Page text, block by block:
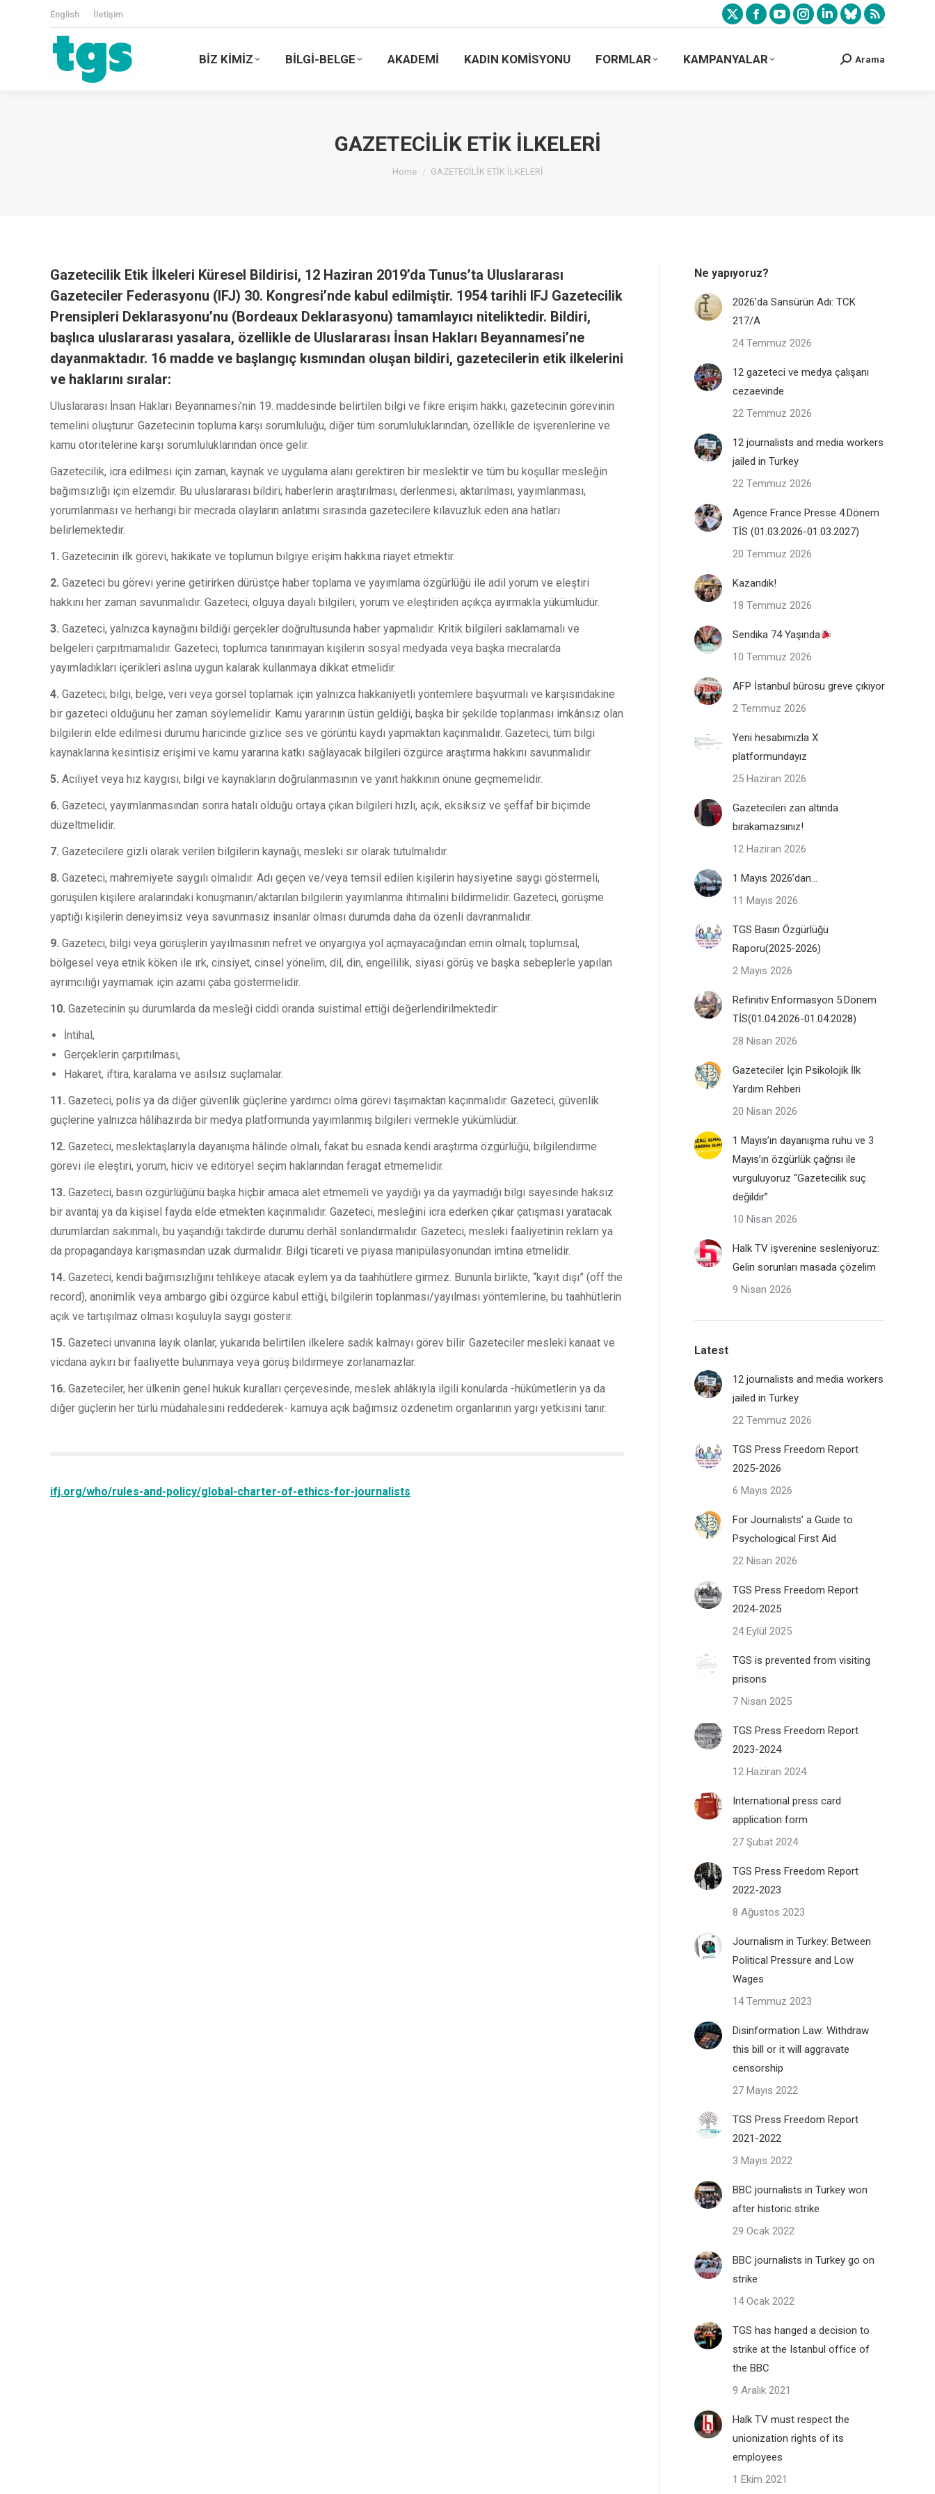
English İletişim
BİZ KİMİZ BİLGİ-BELGE AKADEMİ KADIN KOMİSYONU FORMLAR KAMPANYALAR Arama
GAZETECİLİK ETİK İLKELERİ
You are here:
Home GAZETECİLİK ETİK İLKELERİ
Gazetecilik Etik İlkeleri Küresel Bildirisi, 12 Haziran 2019’da Tunus’ta Uluslararası
Gazeteciler Federasyonu (IFJ) 30. Kongresi’nde kabul edilmiştir. 1954 tarihli IFJ Gazetecilik
Prensipleri Deklarasyonu’nu (Bordeaux Deklarasyonu) tamamlayıcı niteliktedir. Bildiri,
başlıca uluslararası yasalara, özellikle de Uluslararası İnsan Hakları Beyannamesi’ne
dayanmaktadır. 16 madde ve başlangıç kısmından oluşan bildiri, gazetecilerin etik ilkelerini
ve haklarını sıralar:
Uluslararası İnsan Hakları Beyannamesi’nin 19. maddesinde belirtilen bilgi ve fikre erişim hakkı, gazetecinin görevinin
temelini oluşturur. Gazetecinin topluma karşı sorumluluğu, diğer tüm sorumluluklarından, özellikle de işverenlerine ve
kamu otoritelerine karşı sorumluluklarından önce gelir.
Gazetecilik, icra edilmesi için zaman, kaynak ve uygulama alanı gerektiren bir meslektir ve tüm bu koşullar mesleğin
bağımsızlığı için elzemdir. Bu uluslararası bildiri; haberlerin araştırılması, derlenmesi, aktarılması, yayımlanması,
yorumlanması ve herhangi bir mecrada olayların anlatımı sırasında gazetecilere kılavuzluk eden ana hatları
belirlemektedir.
1. Gazetecinin ilk görevi, hakikate ve toplumun bilgiye erişim hakkına riayet etmektir.
2. Gazeteci bu görevi yerine getirirken dürüstçe haber toplama ve yayımlama özgürlüğü ile adil yorum ve eleştiri
hakkını her zaman savunmalıdır. Gazeteci, olguya dayalı bilgileri, yorum ve eleştiriden açıkça ayırmakla yükümlüdür.
3. Gazeteci, yalnızca kaynağını bildiği gerçekler doğrultusunda haber yapmalıdır. Kritik bilgileri saklamamalı ve
belgeleri çarpıtmamalıdır. Gazeteci, toplumca tanınmayan kişilerin sosyal medyada veya başka mecralarda
yayımladıkları içerikleri aslına uygun kalarak kullanmaya dikkat etmelidir.
4. Gazeteci; bilgi, belge, veri veya görsel toplamak için yalnızca hakkaniyetli yöntemlere başvurmalı ve karşısındakine
bir gazeteci olduğunu her zaman söylemelidir. Kamu yararının üstün geldiği, başka bir şekilde toplanması imkânsız olan
bilgilerin elde edilmesi durumu haricinde gizlice ses ve görüntü kaydı yapmaktan kaçınmalıdır. Gazeteci, tüm bilgi
kaynaklarına kesintisiz erişimi ve kamu yararına katkı sağlayacak bilgileri özgürce araştırma hakkını savunmalıdır.
5. Aciliyet veya hız kaygısı, bilgi ve kaynakların doğrulanmasının ve yanıt hakkının önüne geçmemelidir.
6. Gazeteci, yayımlanmasından sonra hatalı olduğu ortaya çıkan bilgileri hızlı, açık, eksiksiz ve şeffaf bir biçimde
düzeltmelidir.
7. Gazetecilere gizli olarak verilen bilgilerin kaynağı, mesleki sır olarak tutulmalıdır.
8. Gazeteci, mahremiyete saygılı olmalıdır. Adı geçen ve/veya temsil edilen kişilerin haysiyetine saygı göstermeli,
görüşülen kişilere aralarındaki konuşmanın/aktarılan bilgilerin yayımlanma ihtimalini bildirmelidir. Gazeteci, görüşme
yaptığı kişilerin deneyimsiz veya savunmasız insanlar olması durumda daha da özenli davranmalıdır.
9. Gazeteci, bilgi veya görüşlerin yayılmasının nefret ve önyargıya yol açmayacağından emin olmalı; toplumsal,
bölgesel veya etnik köken ile ırk, cinsiyet, cinsel yönelim, dil, din, engellilik, siyasi görüş ve başka sebeplerle yapılan
ayrımcılığı yaymamak için azami çaba göstermelidir.
10. Gazetecinin şu durumlarda da mesleği ciddi oranda suistimal ettiği değerlendirilmektedir:
İntihal,
Gerçeklerin çarpıtılması,
Hakaret, iftira, karalama ve asılsız suçlamalar.
11. Gazeteci, polis ya da diğer güvenlik güçlerine yardımcı olma görevi taşımaktan kaçınmalıdır. Gazeteci, güvenlik
güçlerine yalnızca hâlihazırda bir medya platformunda yayımlanmış bilgileri vermekle yükümlüdür.
12. Gazeteci, meslektaşlarıyla dayanışma hâlinde olmalı, fakat bu esnada kendi araştırma özgürlüğü, bilgilendirme
görevi ile eleştiri, yorum, hiciv ve editöryel seçim haklarından feragat etmemelidir.
13. Gazeteci, basın özgürlüğünü başka hiçbir amaca alet etmemeli ve yaydığı ya da yaymadığı bilgi sayesinde haksız
bir avantaj ya da kişisel fayda elde etmekten kaçınmalıdır. Gazeteci, mesleğini icra ederken çıkar çatışması yaratacak
durumlardan sakınmalı, bu yaşandığı takdirde durumu derhâl sonlandırmalıdır. Gazeteci, mesleki faaliyetinin reklam ya
da propagandaya karışmasından uzak durmalıdır. Bilgi ticareti ve piyasa manipülasyonundan imtina etmelidir.
14. Gazeteci, kendi bağımsızlığını tehlikeye atacak eylem ya da taahhütlere girmez. Bununla birlikte, “kayıt dışı” (off the
record), anonimlik veya ambargo gibi özgürce kabul ettiği, bilgilerin toplanması/yayılması yöntemlerine, bu taahhütlerin
açık ve tartışılmaz olması koşuluyla saygı gösterir.
15. Gazeteci unvanına layık olanlar, yukarıda belirtilen ilkelere sadık kalmayı görev bilir. Gazeteciler mesleki kanaat ve
vicdana aykırı bir faaliyette bulunmaya veya görüş bildirmeye zorlanamazlar.
16. Gazeteciler, her ülkenin genel hukuk kuralları çerçevesinde, meslek ahlâkıyla ilgili konularda -hükûmetlerin ya da
diğer güçlerin her türlü müdahalesini reddederek- kamuya açık bağımsız özdenetim organlarının yargı yetkisini tanır.
ifj.org/who/rules-and-policy/global-charter-of-ethics-for-journalists
Ne yapıyoruz?
2026’da Sansürün Adı: TCK
217/A
24 Temmuz 2026
12 gazeteci ve medya çalışanı
cezaevinde
22 Temmuz 2026
12 journalists and media workers
jailed in Turkey
22 Temmuz 2026
Agence France Presse 4.Dönem
TİS (01.03.2026-01.03.2027)
20 Temmuz 2026
Kazandık!
18 Temmuz 2026
Sendika 74 Yaşında
10 Temmuz 2026
AFP İstanbul bürosu greve çıkıyor
2 Temmuz 2026
Yeni hesabımızla X
platformundayız
25 Haziran 2026
Gazetecileri zan altında
bırakamazsınız!
12 Haziran 2026
1 Mayıs 2026’dan…
11 Mayıs 2026
TGS Basın Özgürlüğü
Raporu(2025-2026)
2 Mayıs 2026
Refinitiv Enformasyon 5.Dönem
TİS(01.04.2026-01.04.2028)
28 Nisan 2026
Gazeteciler İçin Psikolojik İlk
Yardım Rehberi
20 Nisan 2026
1 Mayıs’ın dayanışma ruhu ve 3
Mayıs’ın özgürlük çağrısı ile
vurguluyoruz “Gazetecilik suç
değildir”
10 Nisan 2026
Halk TV işverenine sesleniyoruz:
Gelin sorunları masada çözelim
9 Nisan 2026
Latest
12 journalists and media workers
jailed in Turkey
22 Temmuz 2026
TGS Press Freedom Report
2025-2026
6 Mayıs 2026
For Journalists’ a Guide to
Psychological First Aid
22 Nisan 2026
TGS Press Freedom Report
2024-2025
24 Eylül 2025
TGS is prevented from visiting
prisons
7 Nisan 2025
TGS Press Freedom Report
2023-2024
12 Haziran 2024
International press card
application form
27 Şubat 2024
TGS Press Freedom Report
2022-2023
8 Ağustos 2023
Journalism in Turkey: Between
Political Pressure and Low
Wages
14 Temmuz 2023
Disinformation Law: Withdraw
this bill or it will aggravate
censorship
27 Mayıs 2022
TGS Press Freedom Report
2021-2022
3 Mayıs 2022
BBC journalists in Turkey won
after historic strike
29 Ocak 2022
BBC journalists in Turkey go on
strike
14 Ocak 2022
TGS has hanged a decision to
strike at the Istanbul office of
the BBC
9 Aralık 2021
Halk TV must respect the
unionization rights of its
employees
1 Ekim 2021